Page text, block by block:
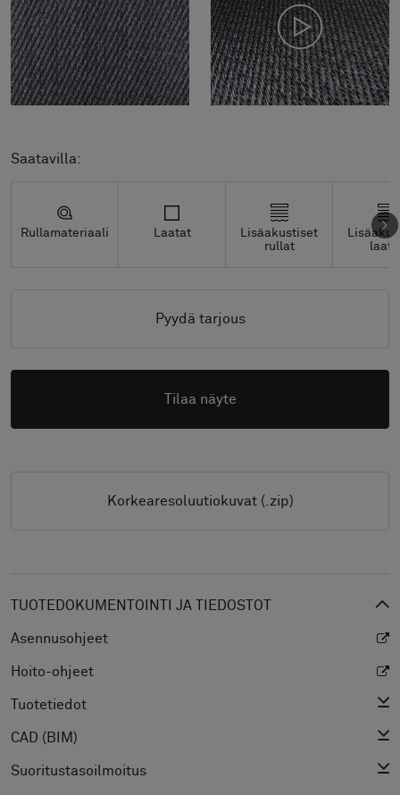
Saatavilla:
Rullamateriaali Laatat
Lisäakustiset
rullat
Pyydä tarjous
Tilaa näyte
Korkearesoluutiokuvat (.zip)
TUOTEDOKUMENTOINTI JA TIEDOSTOT
Asennusohjeet
Hoito-ohjeet
Tuotetiedot
CAD (BIM)
Suoritustasoilmoitus